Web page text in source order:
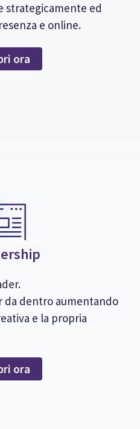
strategicamente ed
e online.
ora
da dentro aumentando
e la propria
ora